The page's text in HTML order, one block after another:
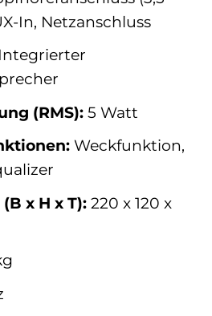
In, Netzanschluss
(RMS):5 Watt
Weckfunktion,
x H x T):220 x 120 x